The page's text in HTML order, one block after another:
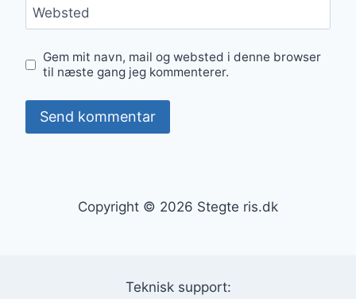
Websted
Gem mit navn, mail og websted i denne browser
til næste gang jeg kommenterer.
Copyright © 2026 Stegte ris.dk
Teknisk support: